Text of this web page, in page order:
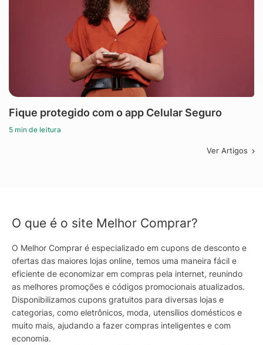
Fique protegido com o app Celular Seguro
5 min de leitura
Ver Artigos
O que é o site Melhor Comprar?
O Melhor Comprar é especializado em cupons de desconto e
ofertas das maiores lojas online, temos uma maneira fácil e
eficiente de economizar em compras pela internet, reunindo
as melhores promoções e códigos promocionais atualizados.
Disponibilizamos cupons gratuitos para diversas lojas e
categorias, como eletrônicos, moda, utensílios domésticos e
muito mais, ajudando a fazer compras inteligentes e com
economia.